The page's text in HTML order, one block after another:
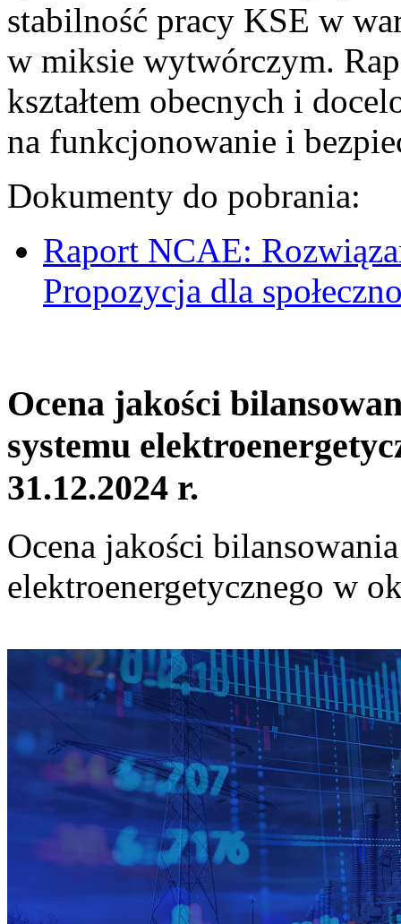
stabilność pracy KSE w
w miksie wytwórczym.
kształtem obecnych i
na funkcjonowanie i
Dokumenty do pobrania:
Raport NCAE:
Propozycja dla
Ocena jakości
systemu
31.12.2024 r.
Ocena jakości
elektroenergetycznego w